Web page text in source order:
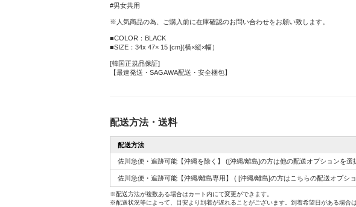
#男女共用
※人気商品の為、ご購入前に在庫確認のお問い合わせをお願い致します。
■COLOR：BLACK
■SIZE：34x 47× 15 [cm](横×縦×幅）
[韓国正規品保証]
【最速発送・SAGAWA配送・安全梱包】
配送方法・送料
配送方法
佐川急便・追跡可能【沖縄を除く】 ([沖縄/離島]の方は他の配送オプションを選
佐川急便・追跡可能【沖縄/離島専用】 ( [沖縄/離島]の方はこちらの配送オプシ
※配送方法が複数ある場合はカート内にて変更ができます。
※配送状況等によって、目安より到着が遅れることがございます。到着希望日がある場合